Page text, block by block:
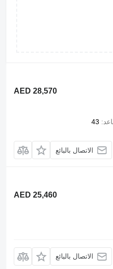
AED 28,570
43
الاتصال بالبائع
AED 25,460
الاتصال بالبائع